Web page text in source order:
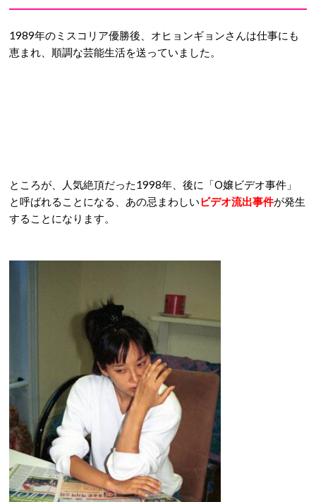
1989年のミスコリア優勝後、オヒョンギョンさんは仕事にも
恵まれ、順調な芸能生活を送っていました。
ところが、人気絶頂だった1998年、後に「O嬢ビデオ事件」
と呼ばれることになる、あの忌まわしいビデオ流出事件が発生
することになります。